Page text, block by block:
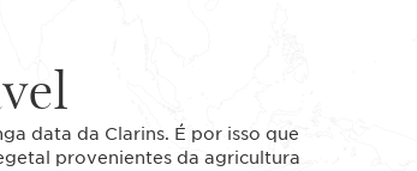
data da Clarins. É por isso que
provenientes da agricultura